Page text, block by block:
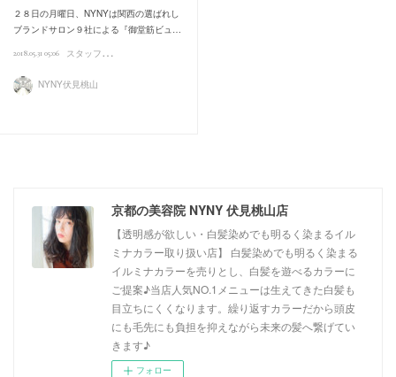
２８日の月曜日、NYNYは関西の選ばれし
ブランドサロン９社による『御堂筋ビュ…
2018.05.31 05:06 ス
タッフの日常
NYNY伏見桃山
京都の美容院 NYNY 伏見桃山店
【透明感が欲しい・白髪染めでも明るく染まるイル
ミナカラー取り扱い店】 白髪染めでも明るく染まる
イルミナカラーを売りとし、白髪を遊べるカラーに
ご提案♪当店人気NO.1メニューは生えてきた白髪も
目立ちにくくなります。繰り返すカラーだから頭皮
にも毛先にも負担を抑えながら未来の髪へ繋げてい
きます♪
フォロー